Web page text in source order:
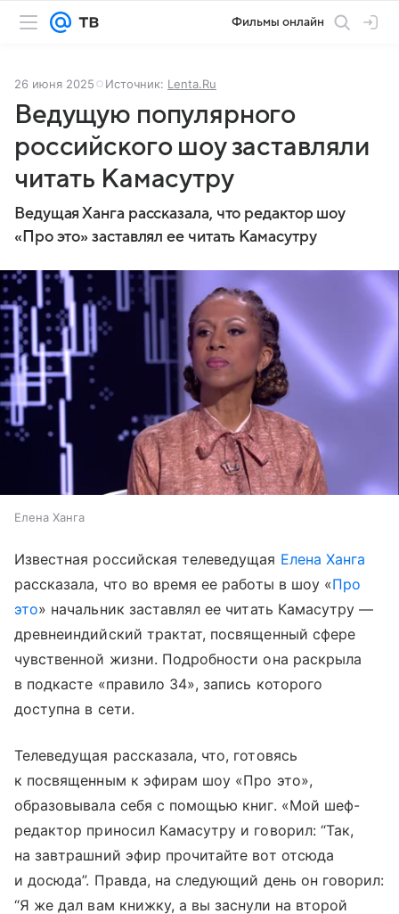
Фильмы онлайн
26 июня 2025 Источник: Lenta.Ru
Ведущую популярного
российского шоу заставляли
читать Камасутру
Ведущая Ханга рассказала, что редактор шоу
«Про это» заставлял ее читать Камасутру
Елена Ханга
Известная российская телеведущая Елена Ханга
рассказала, что во время ее работы в шоу «Про
это» начальник заставлял ее читать Камасутру —
древнеиндийский трактат, посвященный сфере
чувственной жизни. Подробности она раскрыла
в подкасте «правило 34», запись которого
доступна в сети.
Телеведущая рассказала, что, готовясь
к посвященным к эфирам шоу «Про это»,
образовывала себя с помощью книг. «Мой шеф-
редактор приносил Камасутру и говорил: “Так,
на завтрашний эфир прочитайте вот отсюда
и досюда”. Правда, на следующий день он говорил:
“Я же дал вам книжку, а вы заснули на второй